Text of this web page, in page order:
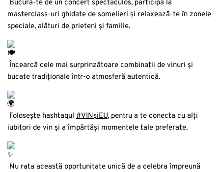
Bucură-te de un concert spectaculos, participă la
masterclass-uri ghidate de somelieri și relaxează-te în zonele
speciale, alături de prieteni și familie.
Încearcă cele mai surprinzătoare combinații de vinuri și
bucate tradiționale într-o atmosferă autentică.
Folosește hashtagul #VINșiEU, pentru a te conecta cu alți
iubitori de vin și a împărtăși momentele tale preferate.
Nu rata această oportunitate unică de a celebra împreună